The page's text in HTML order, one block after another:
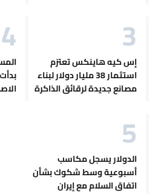
إس كيه هاينكس تعتزم
استثمار 38 مليار دولار لبناء
مصانع جديدة لرقائق الذاكرة
الدولار يسجل مكاسب
أسبوعية وسط شكوك بشأن
اتفاق السلام مع إيران